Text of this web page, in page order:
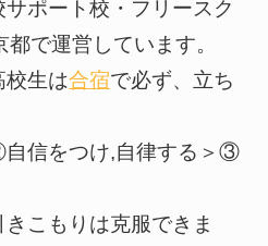
ポート校・フリースク
で運営しています。
校生は合宿で必ず、立ち
信をつけ,自律する＞③
こもりは克服できま